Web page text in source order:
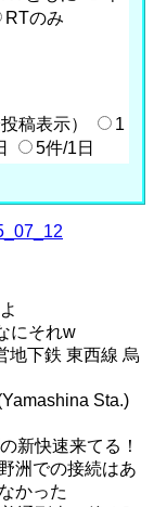
RTのみ
稿表示）
1
5件/1日
にそれw
地下鉄 東西線 烏
Sta.)
新快速来てる！
洲での接続はあ
かった